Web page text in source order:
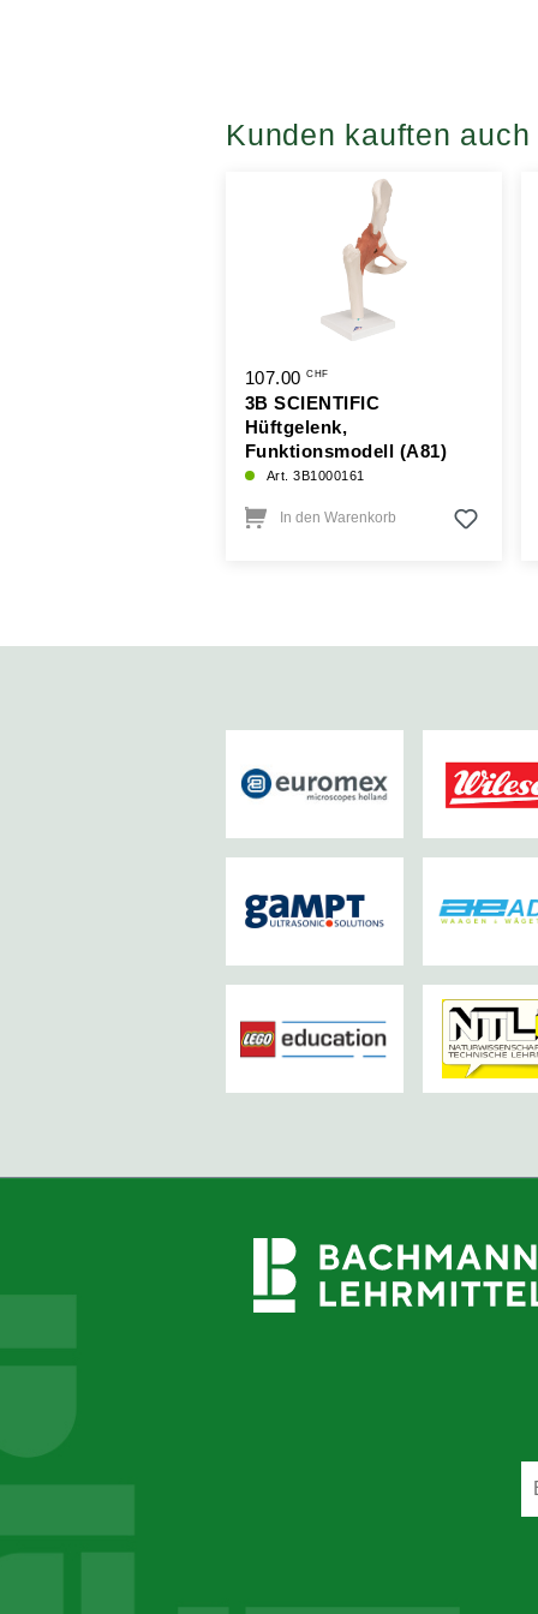
Kunden kauften auch
107.00CHF
3B SCIENTIFIC
Hüftgelenk,
Funktionsmodell (A81)
Art. 3B1000161
In den Warenkorb